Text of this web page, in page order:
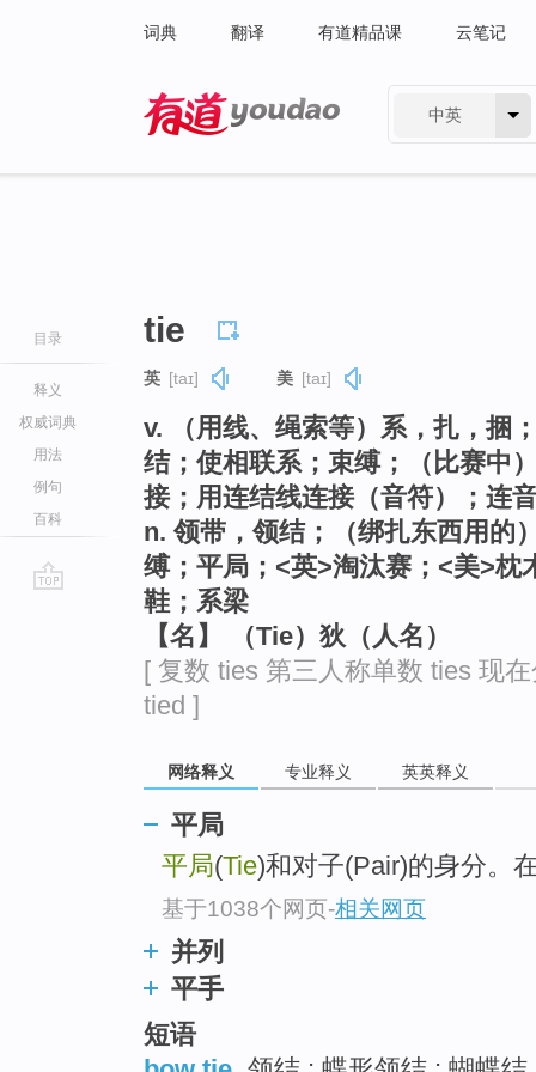
词典 翻译 有道精品课 云笔记
中英
目录
释义
权威词典
用法
例句
百科
tie
英 [taɪ] 美 [taɪ]
v. （用线、绳索等）系，扎，
结；使相联系；束缚；（比赛中
接；用连结线连接（音符）；连
n. 领带，领结；（绑扎东西用的
缚；平局；<英>淘汰赛；<美>枕
鞋；系梁
【名】 （Tie）狄（人名）
[ 复数 ties 第三人称单数 ties 现
tied ]
网络释义 专业释义 英英释义
平局
平局(Tie)和对子(Pair)的身分。
基于1038个网页-相关网页
并列
平手
短语